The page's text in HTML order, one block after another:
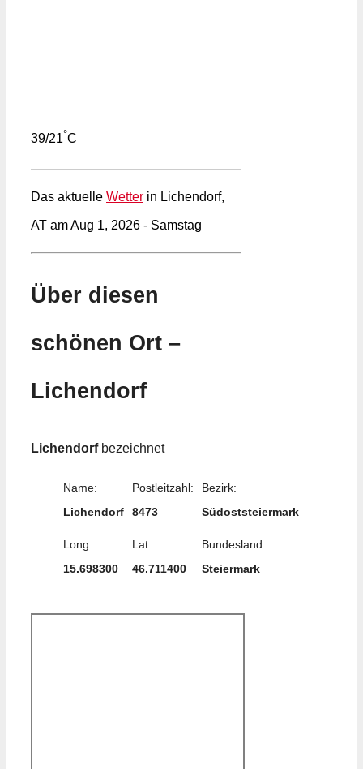
39/21°C
Das aktuelle Wetter in Lichendorf,
AT am Aug 1, 2026 - Samstag
Über diesen
schönen Ort –
Lichendorf
Lichendorfbezeichnet
Name:
Lichendorf
Postleitzahl:
8473
Bezirk:
Südoststeiermark
Long:
15.698300
Lat:
46.711400
Bundesland:
Steiermark